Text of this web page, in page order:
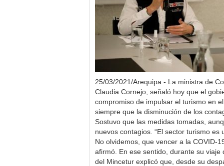
25/03/2021/Arequipa.- La ministra de
Claudia Cornejo, señaló hoy que el
compromiso de impulsar el turismo en
siempre que la disminución de los
Sostuvo que las medidas tomadas,
nuevos contagios. “El sector turismo
No olvidemos, que vencer a la COVID-
afirmó. En ese sentido, durante su viaje
del Mincetur explicó que, desde su